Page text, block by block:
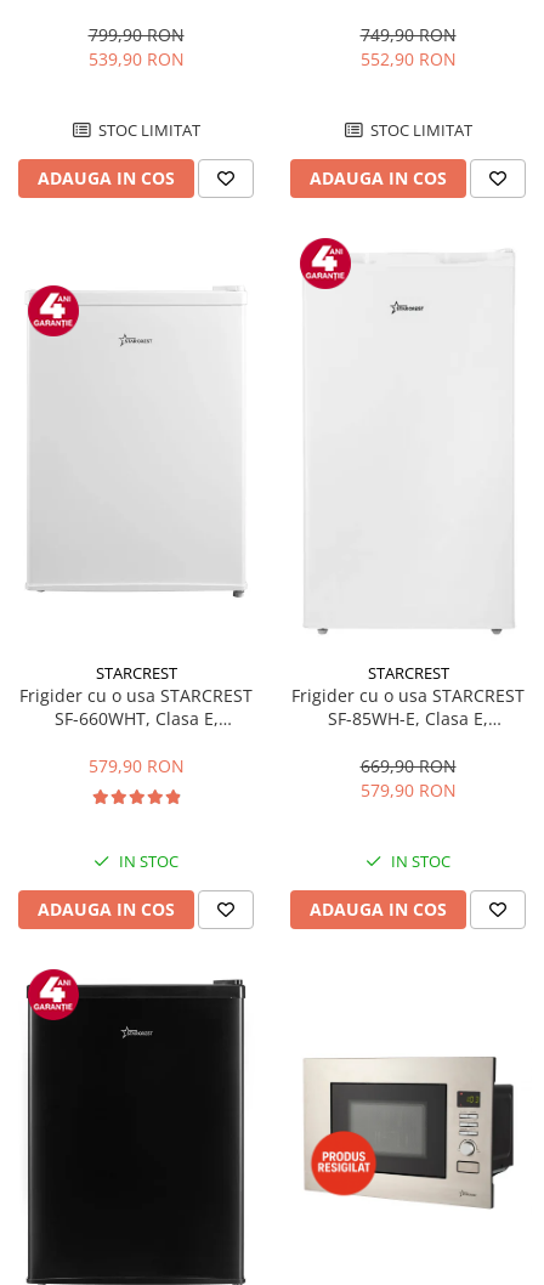
Putere de absorbtie 800 m3/h,
Control touch, Iluminare LED,
799,90 RON
539,90 RON
STOC LIMITAT
ADAUGA IN COS
92L, Iluminare interioara,H 83
cm, Alb
749,90 RON
552,90 RON
STOC LIMITAT
ADAUGA IN COS
STARCREST
Frigider cu o usa STARCREST
SF-660WHT, Clasa E,
579,90 RON
IN STOC
ADAUGA IN COS
STARCREST
Frigider cu o usa STARCREST
SF-85WH-E, Clasa E,
interioara, Compartiment
gheata, H 82 cm, Alb
669,90 RON
579,90 RON
IN STOC
ADAUGA IN COS